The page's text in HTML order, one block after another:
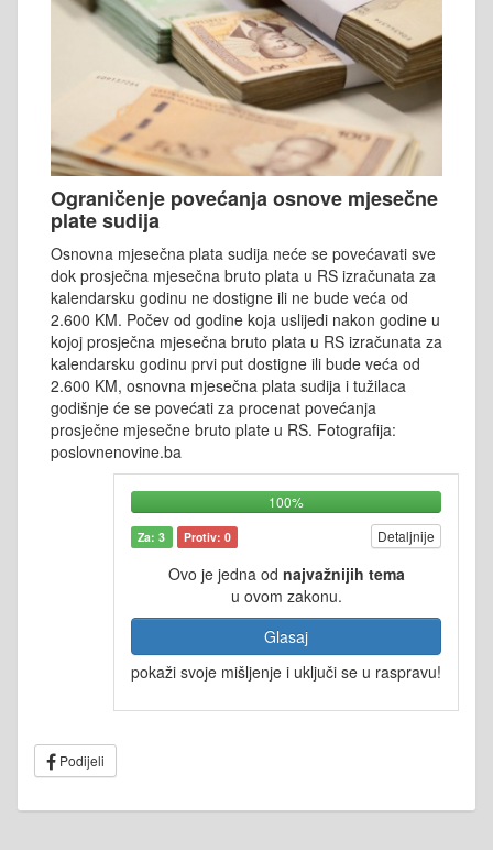
Ograničenje povećanja osnove mjesečne
plate sudija
Osnovna mjesečna plata sudija neće se povećavati sve
dok prosječna mjesečna bruto plata u RS izračunata za
kalendarsku godinu ne dostigne ili ne bude veća od
2.600 KM. Počev od godine koja uslijedi nakon godine u
kojoj prosječna mjesečna bruto plata u RS izračunata za
kalendarsku godinu prvi put dostigne ili bude veća od
2.600 KM, osnovna mjesečna plata sudija i tužilaca
godišnje će se povećati za procenat povećanja
prosječne mjesečne bruto plate u RS. Fotografija:
poslovnenovine.ba
100%
Za: 3 Protiv: 0 Detaljnije
Ovo je jedna od najvažnijih tema
u ovom zakonu.
Glasaj
pokaži svoje mišljenje i uključi se u raspravu!
Podijeli